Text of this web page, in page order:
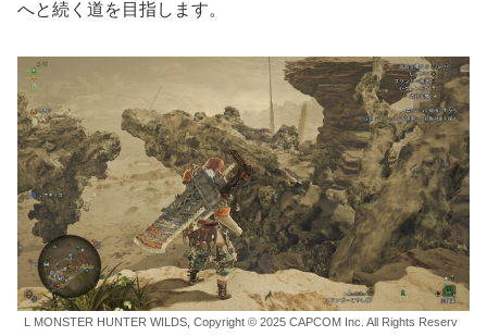
へと続く道を目指します。
L MONSTER HUNTER WILDS, Copyright © 2025 CAPCOM Inc. All Rights Reserv